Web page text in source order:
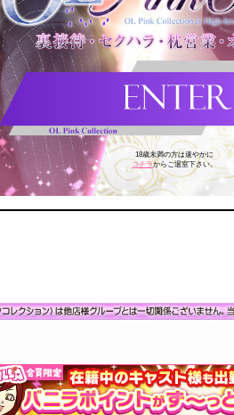
18歳未満の方は速やかに
コチラからご退室下さい。